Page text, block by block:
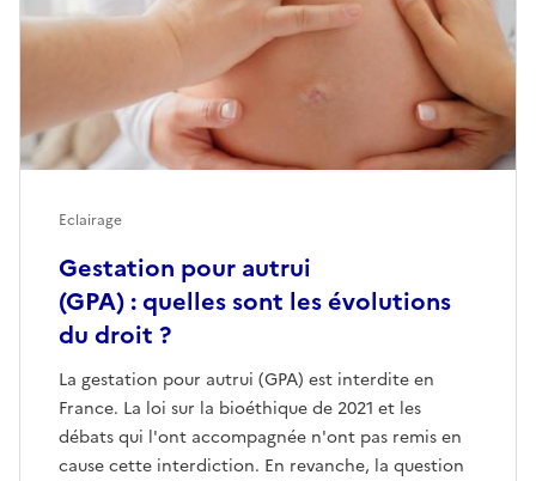
Gestation pour autrui
(GPA) : quelles sont les évolutions
du droit ?
La gestation pour autrui (GPA) est interdite en
France. La loi sur la bioéthique de 2021 et les
débats qui l'ont accompagnée n'ont pas remis en
cause cette interdiction. En revanche, la question
Eclairage